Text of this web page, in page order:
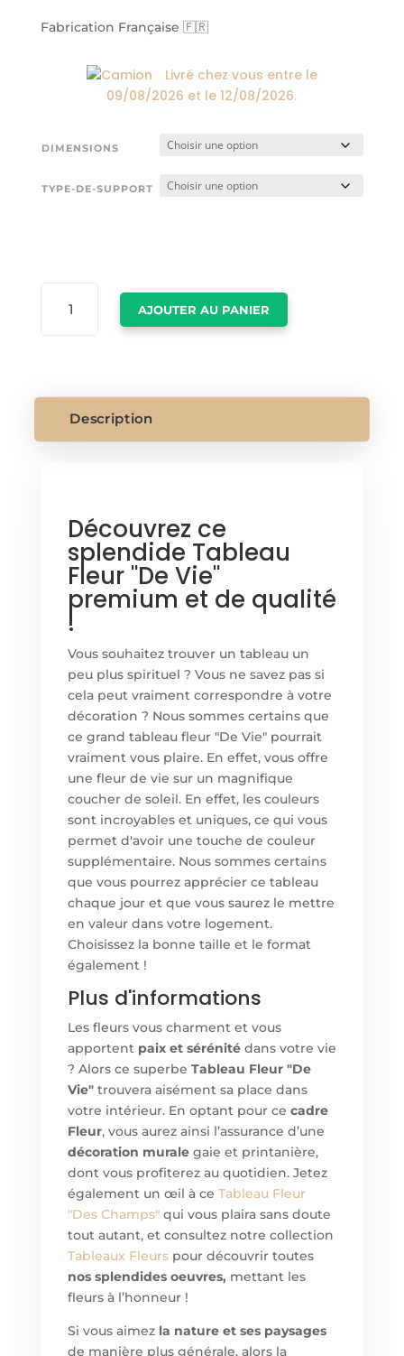
Fabrication Française 🇫🇷
Livré chez vous entre le
09/08/2026 et le12/08/2026.
DIMENSIONS
TYPE-DE-SUPPORT
VIE
AJOUTER AU PANIER
Description
Découvrez ce
splendide Tableau
Fleur "De Vie"
premium et de qualité
!
Vous souhaitez trouver un tableau un
peu plus spirituel ? Vous ne savez pas si
cela peut vraiment correspondre à votre
décoration ? Nous sommes certains que
ce grand tableau fleur "De Vie" pourrait
vraiment vous plaire. En effet, vous offre
une fleur de vie sur un magnifique
coucher de soleil. En effet, les couleurs
sont incroyables et uniques, ce qui vous
permet d'avoir une touche de couleur
supplémentaire. Nous sommes certains
que vous pourrez apprécier ce tableau
chaque jour et que vous saurez le mettre
en valeur dans votre logement.
Choisissez la bonne taille et le format
également !
Plus d'informations
Les fleurs vous charment et vous
apportent paix et sérénitédans votre vie
? Alors ce superbe Tableau Fleur "De
Vie"trouvera aisément sa place dans
votre intérieur. En optant pour ce cadre
Fleur, vous aurez ainsi l’assurance d’une
décoration muralegaie et printanière,
dont vous profiterez au quotidien. Jetez
également un œil à ce Tableau Fleur
"Des Champs"qui vous plaira sans doute
tout autant, et consultez notre collection
Tableaux Fleurspour découvrir toutes
nos splendides oeuvres, mettant les
fleurs à l’honneur !
Si vous aimez la nature et ses paysages
de manière plus générale, alors la